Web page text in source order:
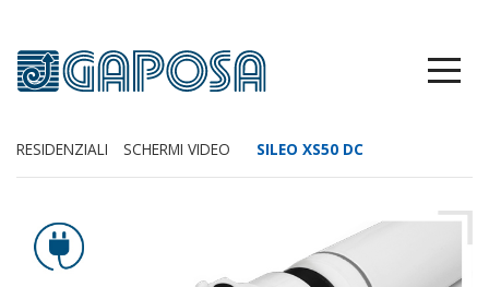
RESIDENZIALI SCHERMI VIDEO SILEO XS50 DC